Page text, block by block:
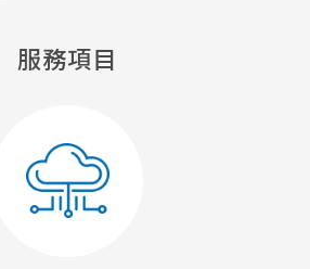
服務項目